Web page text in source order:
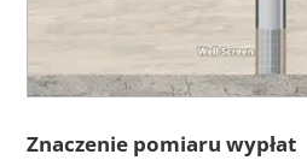
Znaczenie pomiaru wypłat